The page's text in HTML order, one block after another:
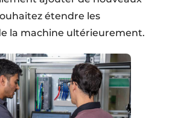
étendre les
la machine ultérieurement.